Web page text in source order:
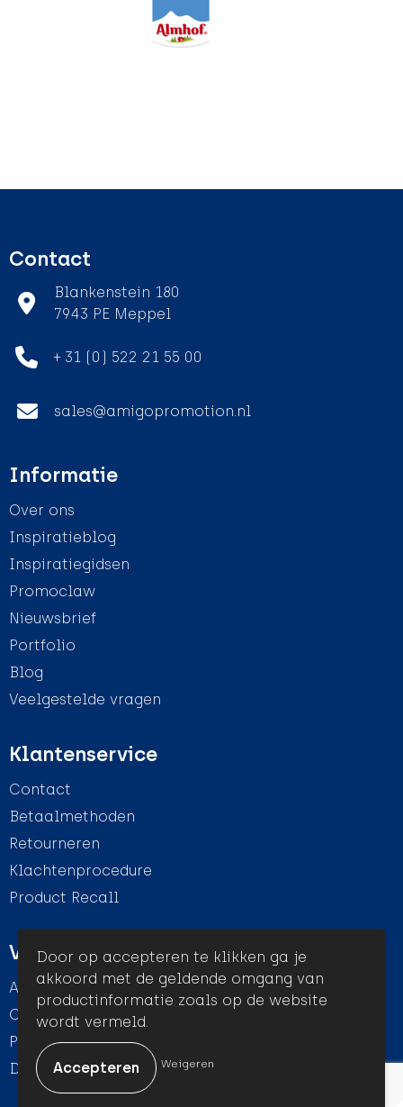
Contact
Blankenstein 180
7943 PE Meppel
+ 31 (0) 522 21 55 00
sales@amigopromotion.nl
Informatie
Over ons
Inspiratieblog
Inspiratiegidsen
Promoclaw
Nieuwsbrief
Portfolio
Blog
Veelgestelde vragen
Klantenservice
Contact
Betaalmethoden
Retourneren
Klachtenprocedure
Product Recall
Veilig winkelen
Algemene voorwaarden
Cookieverklaring
Privacyverklaring
Disclaimer
Door op accepteren te klikken ga je
akkoord met de geldende omgang van
productinformatie zoals op de website
wordt vermeld.
Weigeren